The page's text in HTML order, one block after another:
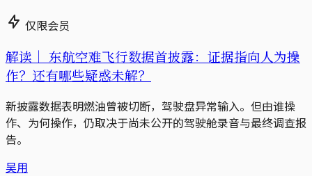
仅限会员
解读｜ 东航空难飞行数据首披露：证据指向人为操
作？还有哪些疑惑未解？
新披露数据表明燃油曾被切断，驾驶盘异常输入。但由谁操
作、为何操作，仍取决于尚未公开的驾驶舱录音与最终调查报
告。
吴用